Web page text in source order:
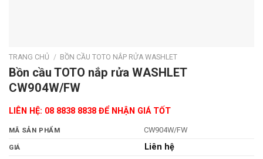
TRANG CHỦ / BỒN CẦU TOTO NẮP RỬA WASHLET
Bồn cầu TOTO nắp rửa WASHLET
CW904W/FW
LIÊN HỆ: 08 8838 8838 ĐỂ NHẬN GIÁ TỐT
MÃ SẢN PHẨM CW904W/FW
GIÁ Liên hệ